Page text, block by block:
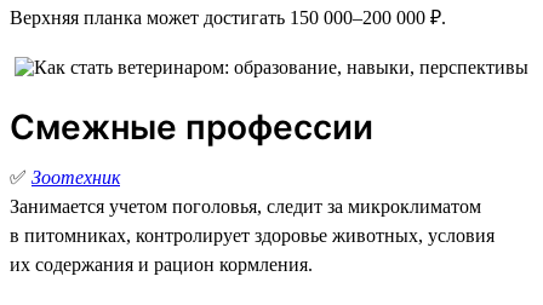
Верхняя планка может достигать 150 000–200 000 ₽.
Смежные профессии
✅ Зоотехник
Занимается учетом поголовья, следит за микроклиматом
в питомниках, контролирует здоровье животных, условия
их содержания и рацион кормления.